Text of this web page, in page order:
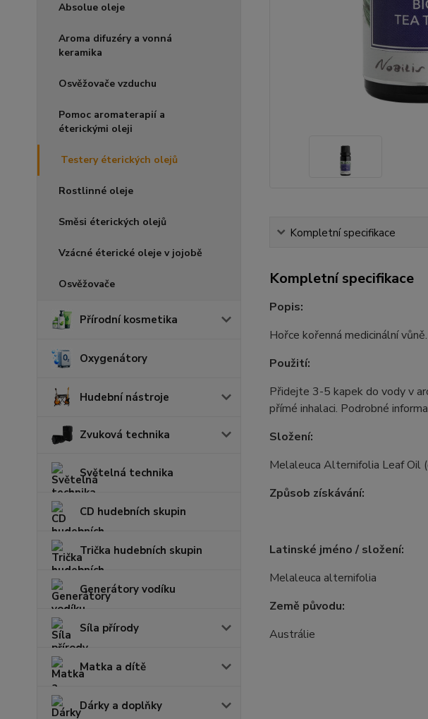
Absolue oleje
Aroma difuzéry a vonná
keramika
Osvěžovače vzduchu
Pomoc aromaterapií a
éterickými oleji
Testery éterických olejů
Rostlinné oleje
Směsi éterických olejů
Vzácné éterické oleje v jojobě
Osvěžovače
Přírodní kosmetika
Oxygenátory
Hudební nástroje
Zvuková technika
Světelná technika
CD hudebních skupin
Trička hudebních skupin
Generátory vodíku
Síla přírody
Matka a dítě
Dárky a doplňky
Kompletní specifikace
Kompletní specifikace
Popis:
Hořce kořenná medicinální vůně.
Použití:
Přidejte 3-5 kapek do vody v
přímé inhalaci. Podrobné
Složení:
Melaleuca Alternifolia Leaf Oil
Způsob získávání:
Latinské jméno / složení:
Melaleuca alternifolia
Země původu:
Austrálie